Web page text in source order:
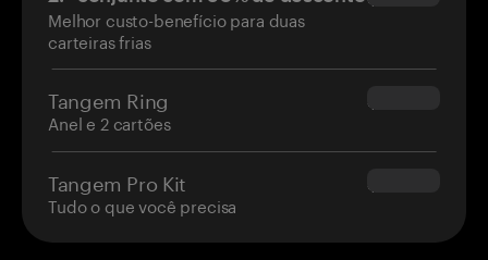
Melhor custo-benefício para duas
carteiras frias
Tangem Ring
Anel e 2 cartões
$160.00
Tangem Pro Kit
Tudo o que você precisa
$180.00